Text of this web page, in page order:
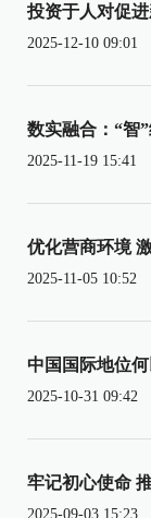
投资于人对促
2025-12-10 09:01
数实融合：“智
2025-11-19 15:41
优化营商环境
2025-11-05 10:52
中国国际地位
2025-10-31 09:42
牢记初心使命
2025-09-03 15:23